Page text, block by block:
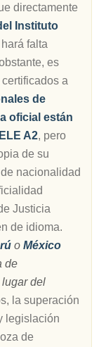
directamente
Instituto
falta
es
a
de
oficial están
A2, pero
de su
nacionalidad
Justicia
de idioma.
o México
de
del
la superación
legislación
de